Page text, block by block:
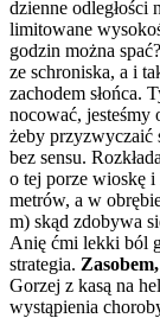
dzienne odległości
limitowane
godzin można
ze schroniska, a i
zachodem słońca.
nocować, jesteśmy
żeby przyzwyczaić
bez sensu.
o tej porze wioskę
metrów, a w
m) skąd zdobywa
Anię ćmi lekki ból
strategia.
Gorzej z kasą na
wystąpienia